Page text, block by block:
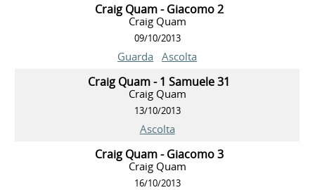
Craig Quam - Giacomo 2
Craig Quam
09/10/2013
Guarda Ascolta
Craig Quam - 1 Samuele 31
Craig Quam
13/10/2013
Ascolta
Craig Quam - Giacomo 3
Craig Quam
16/10/2013